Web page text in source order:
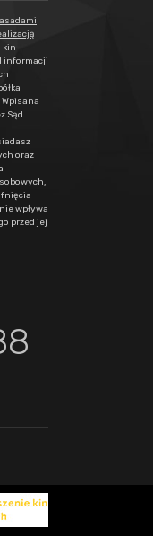
kin
informacji
Wpisana
Sąd
oraz
wpływa
przed jej